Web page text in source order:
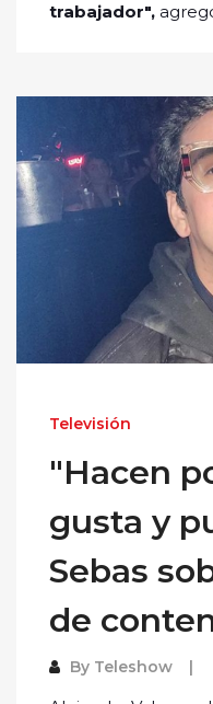
trabajador",
Televisión
"Hacen
gusta y
Sebas
de
By Teleshow